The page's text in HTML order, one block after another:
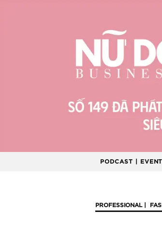
PODCAST |
PROFESSIONAL